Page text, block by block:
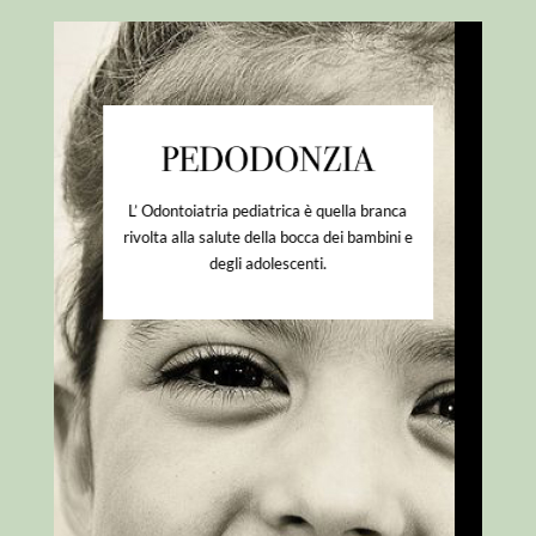
L’ Odontoiatria pediatrica è quella branca
rivolta alla salute della bocca dei bambini e
degli adolescenti.